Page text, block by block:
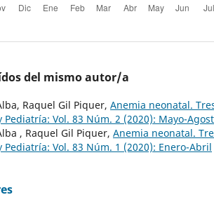
del mismo autor/a
Raquel Gil Piquer, Anemia neonatal.
Vol. 83 Núm. 2 (2020): Mayo-
, Raquel Gil Piquer, Anemia neonatal.
Pediatría: Vol. 83 Núm. 1 (2020): Enero-Abril